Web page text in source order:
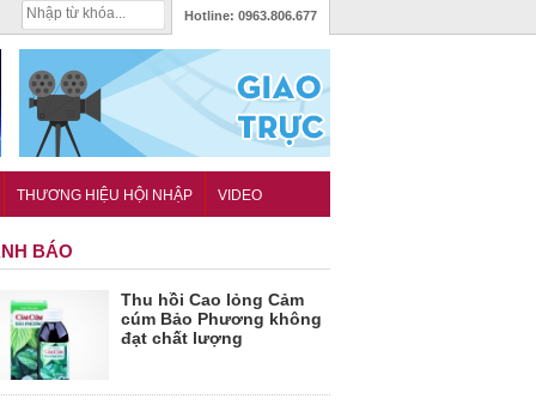
Hotline: 0963.806.677
THƯƠNG HIỆU HỘI NHẬP VIDEO
BÁO
Thu hồi Cao lỏng Cảm
cúm Bảo Phương không
đạt chất lượng